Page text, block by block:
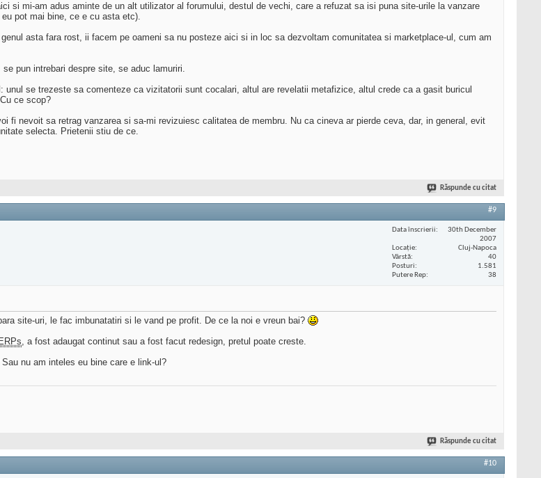
si mi-am adus aminte de un alt utilizator al forumului, destul de vechi, care a refuzat sa isi puna site-urile la vanzare
pot mai bine, ce e cu asta etc).
asta fara rost, ii facem pe oameni sa nu posteze aici si in loc sa dezvoltam comunitatea si marketplace-ul, cum am
pun intrebari despre site, se aduc lamuriri.
se trezeste sa comenteze ca vizitatorii sunt cocalari, altul are revelatii metafizice, altul crede ca a gasit buricul
ce scop?
fi nevoit sa retrag vanzarea si sa-mi revizuiesc calitatea de membru. Nu ca cineva ar pierde ceva, dar, in general, evit
selecta. Prietenii stiu de ce.
Răspunde cu citat
#9
Data înscrierii
30th December
2007
Locaţie
Cluj-Napoca
Vârstă
40
Posturi
1.581
Putere Rep
38
site-uri, le fac imbunatatiri si le vand pe profit. De ce la noi e vreun bai?
, a fost adaugat continut sau a fost facut redesign, pretul poate creste.
nu am inteles eu bine care e link-ul?
Răspunde cu citat
#10